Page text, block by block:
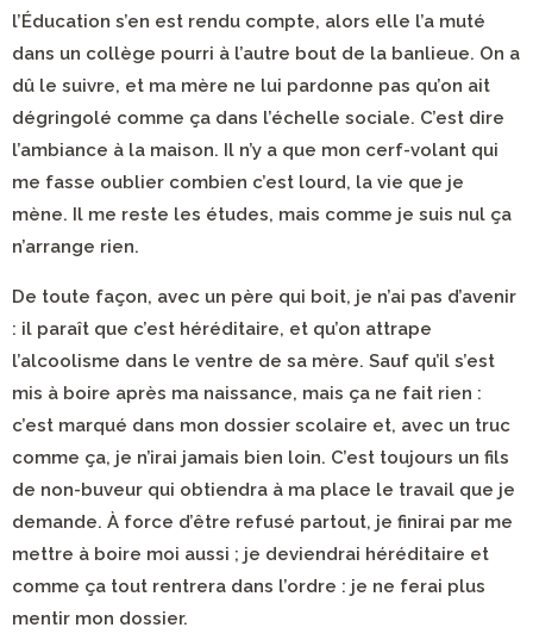
l’Éducation s’en est rendu compte, alors elle l’a muté
dans un collège pourri à l’autre bout de la banlieue. On a
dû le suivre, et ma mère ne lui pardonne pas qu’on ait
dégringolé comme ça dans l’échelle sociale. C’est dire
l’ambiance à la maison. Il n’y a que mon cerf-volant qui
me fasse oublier combien c’est lourd, la vie que je
mène. Il me reste les études, mais comme je suis nul ça
n’arrange rien.
De toute façon, avec un père qui boit, je n’ai pas d’avenir
: il paraît que c’est héréditaire, et qu’on attrape
l’alcoolisme dans le ventre de sa mère. Sauf qu’il s’est
mis à boire après ma naissance, mais ça ne fait rien :
c’est marqué dans mon dossier scolaire et, avec un truc
comme ça, je n’irai jamais bien loin. C’est toujours un fils
de non-buveur qui obtiendra à ma place le travail que je
demande. À force d’être refusé partout, je finirai par me
mettre à boire moi aussi ; je deviendrai héréditaire et
comme ça tout rentrera dans l’ordre : je ne ferai plus
mentir mon dossier.